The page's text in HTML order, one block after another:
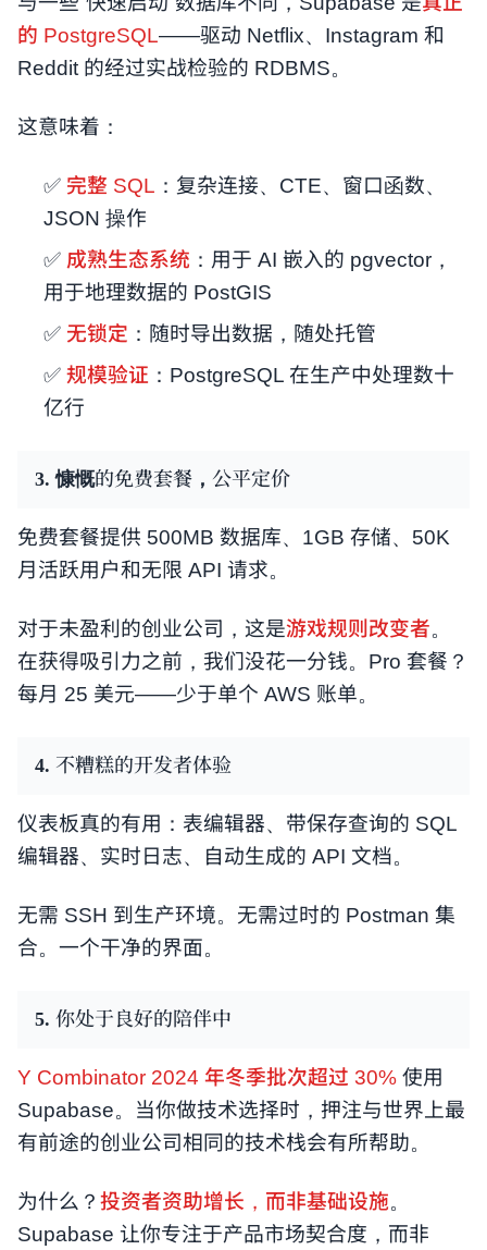
的 PostgreSQL——驱动 Netflix、Instagram 和
Reddit 的经过实战检验的 RDBMS。
这意味着：
✅ 完整 SQL ：复杂连接、CTE、窗口函数、
JSON 操作
✅ 成熟生态系统 ：用于 AI 嵌入的 pgvector，
用于地理数据的 PostGIS
✅ 无锁定 ：随时导出数据，随处托管
✅ 规模验证 ：PostgreSQL 在生产中处理数十
亿行
3. 慷慨的免费套餐，公平定价
免费套餐提供 500MB 数据库、1GB 存储、50K
月活跃用户和无限 API 请求。
对于未盈利的创业公司，这是游戏规则改变者。
在获得吸引力之前，我们没花一分钱。Pro 套餐？
每月 25 美元——少于单个 AWS 账单。
4. 不糟糕的开发者体验
仪表板真的有用：表编辑器、带保存查询的 SQL
编辑器、实时日志、自动生成的 API 文档。
无需 SSH 到生产环境。无需过时的 Postman 集
合。一个干净的界面。
5. 你处于良好的陪伴中
Y Combinator 2024 年冬季批次超过 30% 使用
Supabase。当你做技术选择时，押注与世界上最
有前途的创业公司相同的技术栈会有所帮助。
为什么？ 投资者资助增长，而非基础设施。
Supabase 让你专注于产品市场契合度，而非